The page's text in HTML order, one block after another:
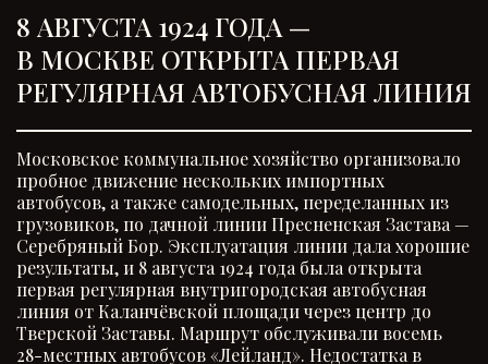
8 АВГУСТА 1924 ГОДА —
В МОСКВЕ ОТКРЫТА ПЕРВАЯ
РЕГУЛЯРНАЯ АВТОБУСНАЯ ЛИНИЯ
Московское коммунальное хозяйство организовало
пробное движение нескольких импортных
автобусов, а также самодельных, переделанных из
грузовиков, по дачной линии Пресненская Застава —
Серебряный Бор. Эксплуатация линии дала хорошие
результаты, и 8 августа 1924 года была открыта
первая регулярная внутригородская автобусная
линия от Каланчёвской площади через центр до
Тверской Заставы. Маршрут обслуживали восемь
28-местных автобусов «Лейланд». Недостатка в